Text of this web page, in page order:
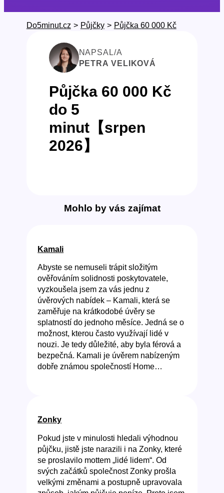
Do5minut.cz > Půjčky > Půjčka 60 000 Kč
NAPSAL/A
PETRA VELIKOVÁ
Půjčka 60 000 Kč
do 5
minut【srpen
2026】
Mohlo by vás zajímat
Kamali
Abyste se nemuseli trápit složitým
ověřováním solidnosti poskytovatele,
vyzkoušela jsem za vás jednu z
úvěrových nabídek – Kamali, která se
zaměřuje na krátkodobé úvěry se
splatností do jednoho měsíce. Jedná se o
možnost, kterou často využívají lidé v
nouzi. Je tedy důležité, aby byla férová a
bezpečná. Kamali je úvěrem nabízeným
dobře známou společností Home…
Zonky
Pokud jste v minulosti hledali výhodnou
půjčku, jistě jste narazili i na Zonky, které
se proslavilo mottem „lidé lidem“. Od
svých začátků společnost Zonky prošla
velkými změnami a postupně upravovala